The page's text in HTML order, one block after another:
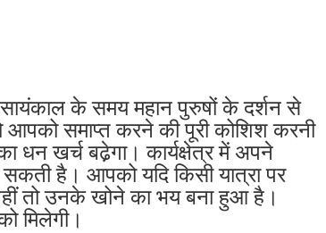
के समय महान पुरुषों के दर्शन से
समाप्त करने की पूरी कोशिश करनी
खर्च बढे़गा। कार्यक्षेत्र में अपने
है। आपको यदि किसी यात्रा पर
तो उनके खोने का भय बना हुआ है।
मिलेगी।